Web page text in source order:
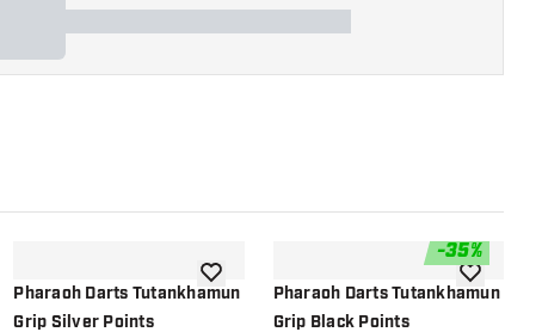
listy życzeń
Pharaoh Darts Tutankhamun
Grip Silver Points
dodaj do listy życzeń
-35%
Pharaoh Darts Tutankhamun
Grip Black Points
dodaj do